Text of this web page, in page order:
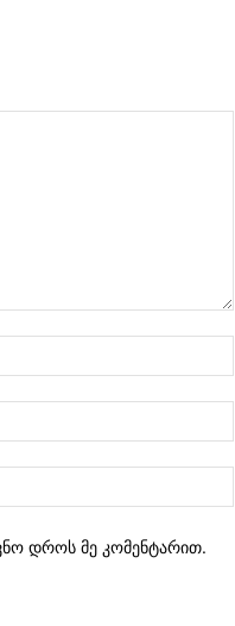
დროს მე კომენტარით.